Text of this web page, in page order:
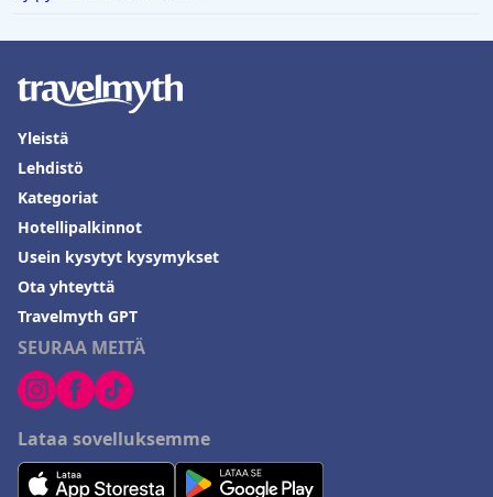
SEURAA MEITÄ
Lataa sovelluksemme
Yleistä
Lehdistö
Kategoriat
Hotellipalkinnot
Usein kysytyt kysymykset
Ota yhteyttä
Travelmyth GPT